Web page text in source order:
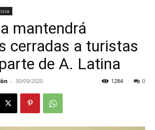
mantendrá
cerradas a turistas
de A. Latina
- 30/09/2020 0
1284